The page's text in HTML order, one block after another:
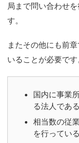
局まで問い合わせ
す。
またその他にも前
いることが必要です
国内に事業
る法人であ
相当数の従
を行ってい